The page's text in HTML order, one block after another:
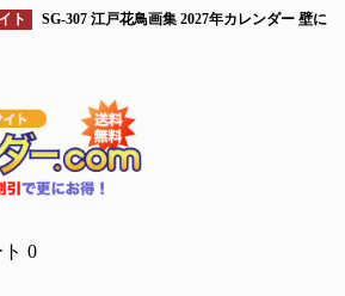
ト SG-307 江戸花鳥画集 2027年カレンダー 壁に
0